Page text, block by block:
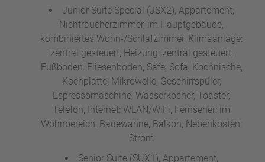
Junior Suite Special (JSX2), Appartement,
Nichtraucherzimmer, im Hauptgebäude,
kombiniertes Wohn-/Schlafzimmer, Klimaanlage:
zentral gesteuert, Heizung: zentral gesteuert,
Fußboden: Fliesenboden, Safe, Sofa, Kochnische,
Kochplatte, Mikrowelle, Geschirrspüler,
Espressomaschine, Wasserkocher, Toaster,
Telefon, Internet: WLAN/WiFi, Fernseher: im
Wohnbereich, Badewanne, Balkon, Nebenkosten:
Strom
Senior Suite (SUX1), Appartement,